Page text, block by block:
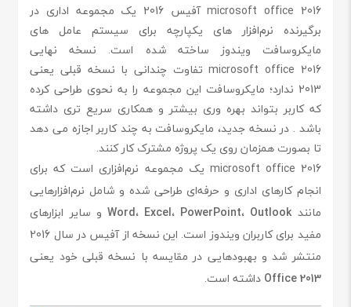
microsoft office 2016 آفیس 2016 یک مجموعه اداری در
برگیرنده نرم‌افزار های یکپارچه برای سیستم‌ عامل‌ های
مایکروسافت ویندوز ساخته شده است. نسخه نهایی
microsoft office 2016 تفاوت چندانی با نسخه قبلی یعنی
2013 ندارد؛ مایکروسافت این مجموعه را به نحوی طراحی کرده
که کاربر بتواند بهره وری بیشتر و همکاری سریع تری داشته
باشد . در نسخه جدید، مایکروسافت به چند کاربر اجازه می دهد
تا بصورت همزمان روی یک پروژه مشترک کار کنند.
microsoft office 2016 یک مجموعه نرم‌افزاری است که برای
انجام کارهای اداری و حرفه‌ای طراحی شده و شامل نرم‌افزارهایی
مانند
Word، Excel، PowerPoint، Outlook
و سایر ابزارهای
مفید برای کاربران ویندوز است. این نسخه از آفیس در سال 2016
منتشر شد و بهبودهایی در مقایسه با نسخه قبلی خود یعنی
Office 2013 داشته است.